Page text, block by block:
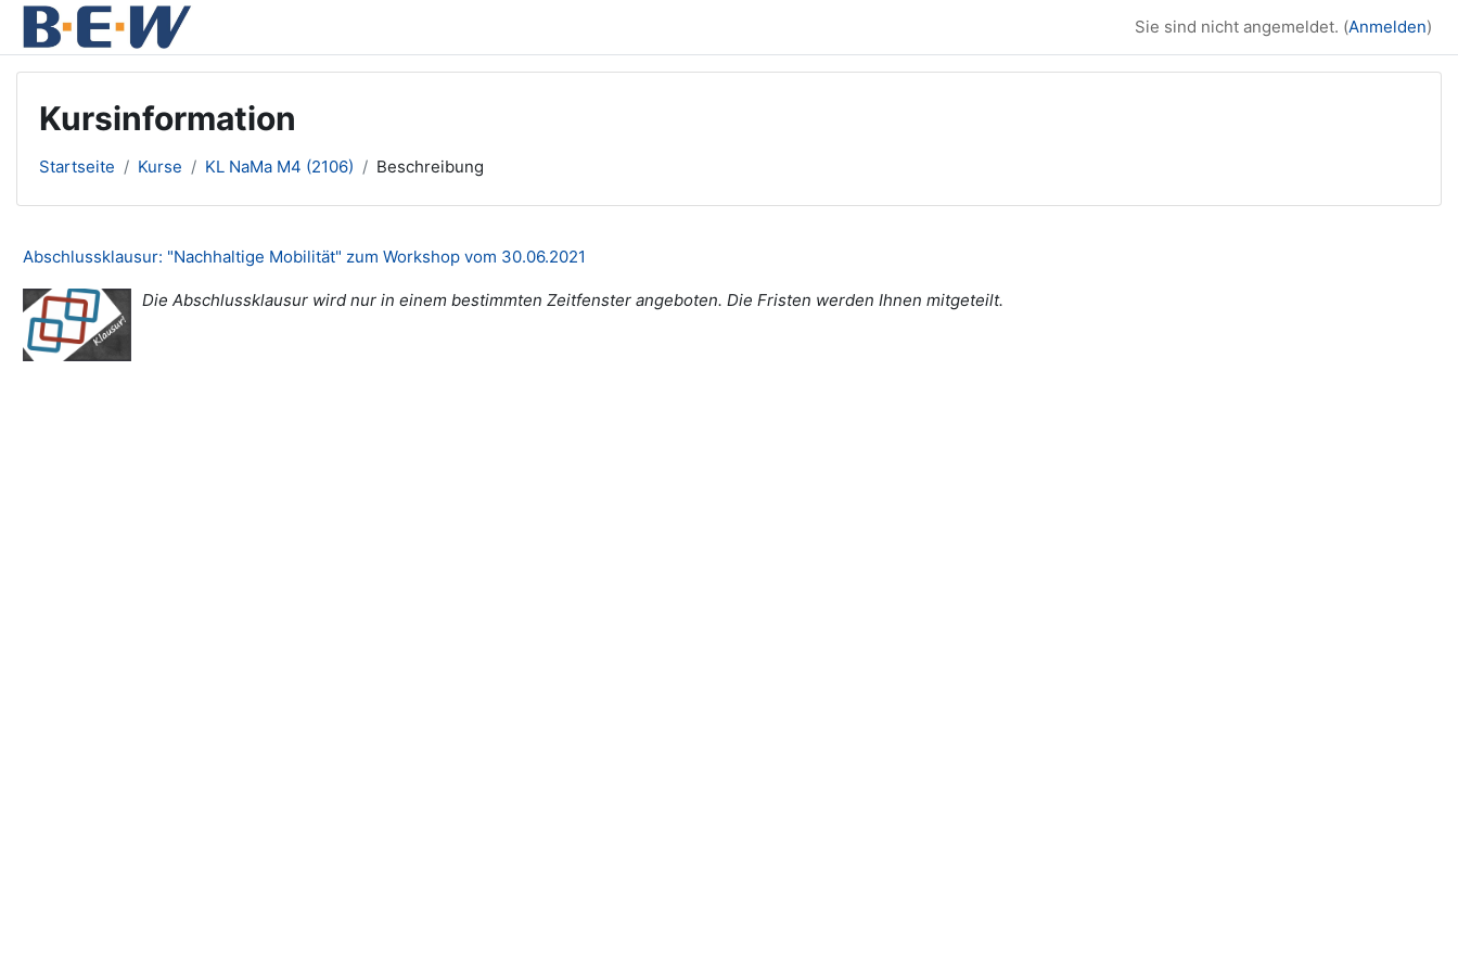
Zum Hauptinhalt
Sie sind nicht angemeldet. (Anmelden)
Kursinformation
Startseite Kurse KL NaMa M4 (2106) Beschreibung
Abschlussklausur: "Nachhaltige Mobilität" zum Workshop vom 30.06.2021
Die Abschlussklausur wird nur in einem bestimmten Zeitfenster angeboten. Die Fristen werden Ihnen mitgeteilt.